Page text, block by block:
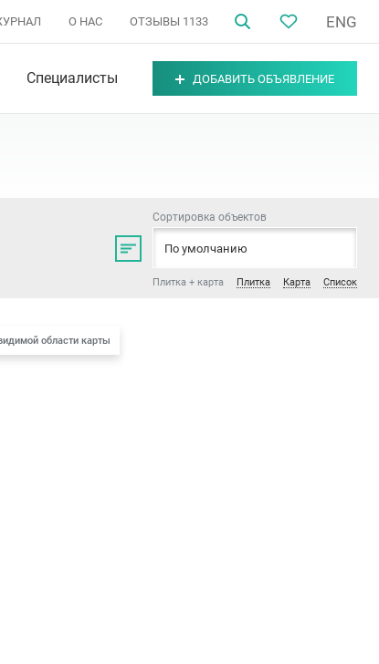
О НАС ОТЗЫВЫ 1133 ENG
Специалисты ДОБАВИТЬ ОБЪЯВЛЕНИЕ
Сортировка объектов
По умолчанию
Плитка + карта Плитка Карта Список
области карты